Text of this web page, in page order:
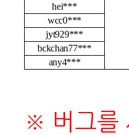
hei***
wcc0***
jyt929***
bckchan77***
any4***
※ 버그를